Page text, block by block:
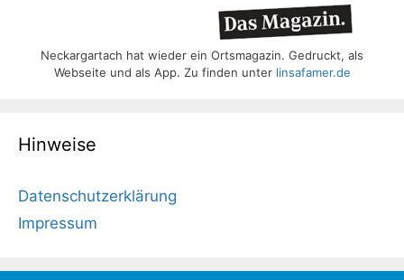
Neckargartach hat wieder ein Ortsmagazin. Gedruckt, als
Webseite und als App. Zu finden unter linsafamer.de
Hinweise
Datenschutzerklärung
Impressum